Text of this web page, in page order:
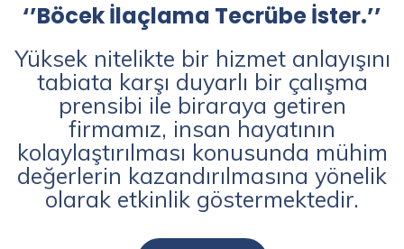
‘’Böcek İlaçlama Tecrübe İster.’’
Yüksek nitelikte bir hizmet anlayışını
tabiata karşı duyarlı bir çalışma
prensibi ile biraraya getiren
firmamız, insan hayatının
kolaylaştırılması konusunda mühim
değerlerin kazandırılmasına yönelik
olarak etkinlik göstermektedir.